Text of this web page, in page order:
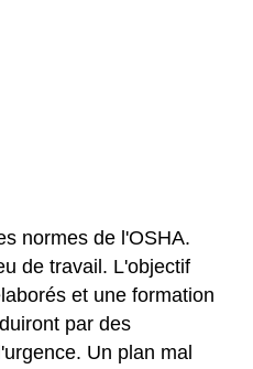
normes de l'OSHA.
de travail. L'objectif
et une formation
par des
Un plan mal